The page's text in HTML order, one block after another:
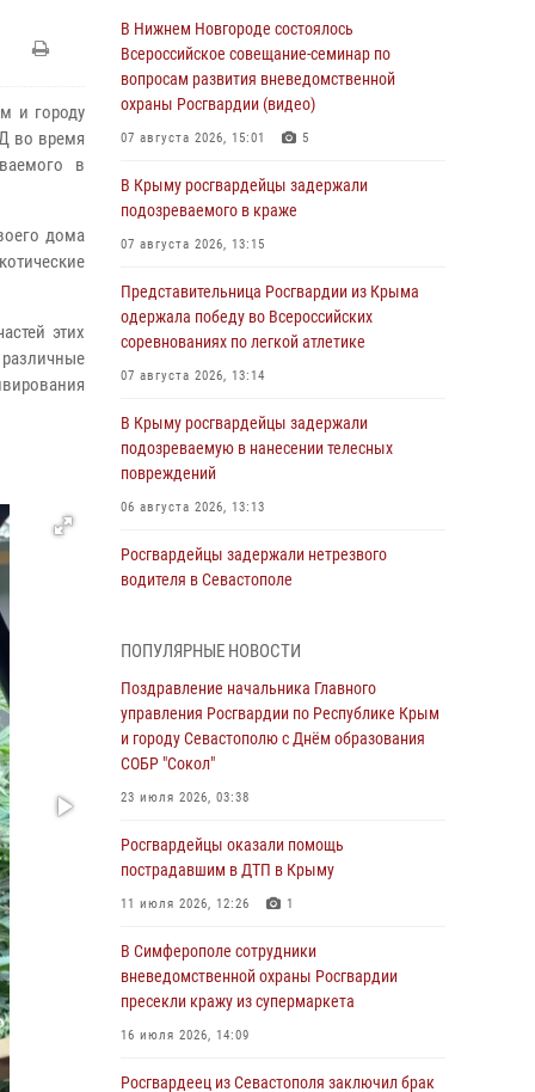
и городу
во время
в
дома
этих
В Нижнем Новгороде состоялось
Всероссийское совещание-семинар по
вопросам развития вневедомственной
охраны Росгвардии (видео)
07 августа 2026, 15:01 5
В Крыму росгвардейцы задержали
подозреваемого в краже
07 августа 2026, 13:15
Представительница Росгвардии из Крыма
одержала победу во Всероссийских
соревнованиях по легкой атлетике
07 августа 2026, 13:14
В Крыму росгвардейцы задержали
подозреваемую в нанесении телесных
повреждений
06 августа 2026, 13:13
Росгвардейцы задержали нетрезвого
водителя в Севастополе
Росгвардейцы в Севастополе дважды
задержали крымчанина при попытке кражи
04 августа 2026, 12:52
В Симферополе сотрудники Росгвардии
задержали нетрезвого мужчину
Росгвардия в Крыму и Севастополе
задержала ряд правонарушителей
В Симферополе росгвардейцы задержали
гражданина, подозреваемого в совершении
серии краж
ПОПУЛЯРНЫЕ НОВОСТИ
Поздравление начальника Главного
управления Росгвардии по Республике Крым
и городу Севастополю с Днём образования
СОБР "Сокол"
23 июля 2026, 03:38
Росгвардейцы оказали помощь
пострадавшим в ДТП в Крыму
11 июля 2026, 12:26 1
В Симферополе сотрудники
вневедомственной охраны Росгвардии
пресекли кражу из супермаркета
16 июля 2026, 14:09
Росгвардеец из Севастополя заключил брак